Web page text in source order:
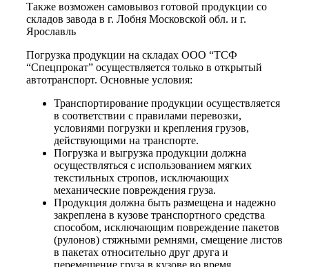
Также возможен самовывоз готовой продукции со
складов завода в г. Лобня Московской обл. и г.
Ярославль
Погрузка продукции на складах ООО “ТСФ
“Спецпрокат” осуществляется только в открытый
автотранспорт. Основные условия:
Транспортирование продукции осуществляется
в соответствии с правилами перевозки,
условиями погрузки и крепления грузов,
действующими на транспорте.
Погрузка и выгрузка продукции должна
осуществляться с использованием мягких
текстильных стропов, исключающих
механические повреждения груза.
Продукция должна быть размещена и надежно
закреплена в кузове транспортного средства
способом, исключающим повреждение пакетов
(рулонов) стяжными ремнями, смещение листов
в пакетах относительно друг друга и